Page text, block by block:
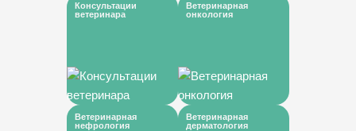
Консультации
ветеринара
Ветеринарная
онкология
Ветеринарная
нефрология
Ветеринарная
дерматология